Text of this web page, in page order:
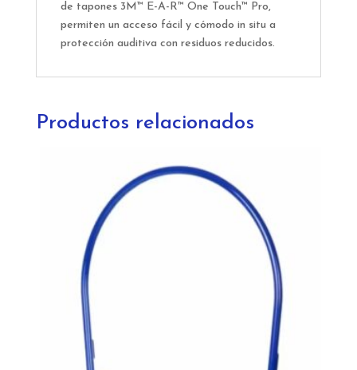
de tapones 3M™ E-A-R™ One Touch™ Pro,
permiten un acceso fácil y cómodo in situ a
protección auditiva con residuos reducidos.
Productos relacionados